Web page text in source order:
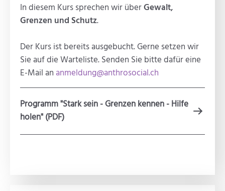
In diesem Kurs sprechen wir überGewalt,
Grenzen und Schutz.
Der Kurs ist bereits ausgebucht. Gerne setzen wir
Sie auf die Warteliste. Senden Sie bitte dafür eine
E-Mail ananmeldung@anthrosocial.ch
Programm "Stark sein - Grenzen kennen - Hilfe
holen" (PDF)